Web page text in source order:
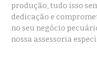
produção, tudo isso
dedicação e
no seu negócio
nossa assessoria